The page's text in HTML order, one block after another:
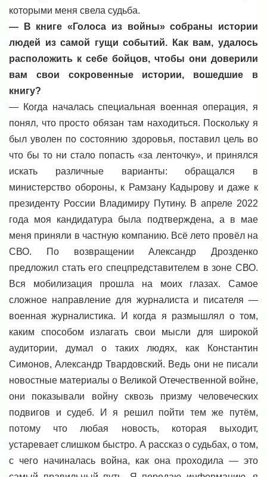
которыми меня свела судьба.
— В книге «Голоса из войны» собраны истории
людей из самой гущи событий. Как вам, удалось
расположить к себе бойцов, чтобы они доверили
вам свои сокровенные истории, вошедшие в
книгу?
— Когда началась специальная военная операция, я
понял, что просто обязан там находиться. Поскольку я
был уволен по состоянию здоровья, поставил цель во
что бы то ни стало попасть «за ленточку», и принялся
искать различные варианты: обращался в
министерство обороны, к Рамзану Кадырову и даже к
президенту России Владимиру Путину. В апреле 2022
года моя кандидатура была подтверждена, а в мае
меня приняли в частную компанию. Всё лето провёл на
СВО. По возвращении Александр Дрозденко
предложил стать его спецпредставителем в зоне СВО.
Вся мобилизация прошла на моих глазах. Самое
сложное направление для журналиста и писателя —
военная журналистика. И когда я размышлял о том,
каким способом излагать свои мысли для широкой
аудитории, думал о таких людях, как Константин
Симонов, Александр Твардовский. Ведь они не писали
новостные материалы о Великой Отечественной войне,
они показывали войну сквозь призму человеческих
подвигов и судеб. И я решил пойти тем же путём,
потому что любая новость, которая выходит,
устаревает слишком быстро. А рассказ о судьбах, о том,
с чего начиналась война, как она проходила — это